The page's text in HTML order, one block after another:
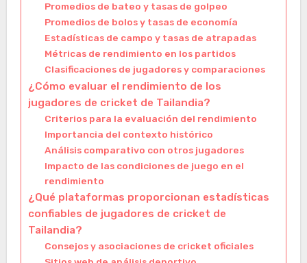
Promedios de bateo y tasas de golpeo
Promedios de bolos y tasas de economía
Estadísticas de campo y tasas de atrapadas
Métricas de rendimiento en los partidos
Clasificaciones de jugadores y comparaciones
¿Cómo evaluar el rendimiento de los
jugadores de cricket de Tailandia?
Criterios para la evaluación del rendimiento
Importancia del contexto histórico
Análisis comparativo con otros jugadores
Impacto de las condiciones de juego en el
rendimiento
¿Qué plataformas proporcionan estadísticas
confiables de jugadores de cricket de
Tailandia?
Consejos y asociaciones de cricket oficiales